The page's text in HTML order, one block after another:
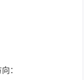
：